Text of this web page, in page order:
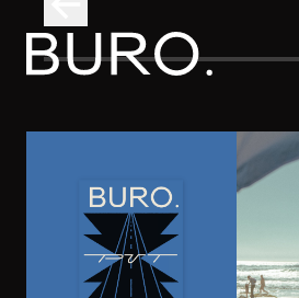
BURO.
ONAJ JEDAN
STALNO SELIMO SA
TORBE